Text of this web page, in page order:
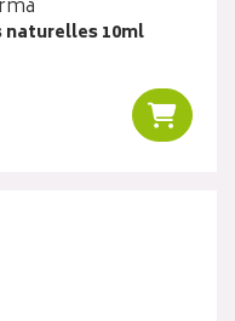
10ml